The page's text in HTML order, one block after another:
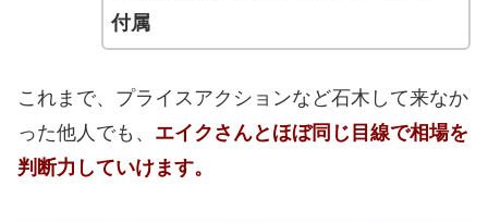
付属
これまで、プライスアクションなど石木して来なか
った他人でも、 エイクさんとほぼ同じ目線で相場を
判断力していけます。